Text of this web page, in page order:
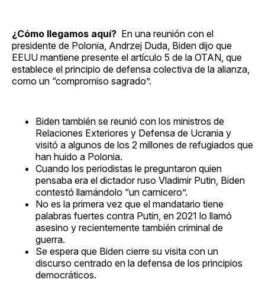
¿Cómo llegamos aquí? En una reunión con el
presidente de Polonia, Andrzej Duda, Biden dijo que
EEUU mantiene presente el artículo 5 de la OTAN, que
establece el principio de defensa colectiva de la alianza,
como un “compromiso sagrado”.
Biden también se reunió con los ministros de
Relaciones Exteriores y Defensa de Ucrania y
visitó a algunos de los 2 millones de refugiados que
han huido a Polonia.
Cuando los periodistas le preguntaron quien
pensaba era el dictador ruso Vladimir Putin, Biden
contestó llamándolo “un carnicero”.
No es la primera vez que el mandatario tiene
palabras fuertes contra Putin, en 2021 lo llamó
asesino y recientemente también criminal de
guerra.
Se espera que Biden cierre su visita con un
discurso centrado en la defensa de los principios
democráticos.